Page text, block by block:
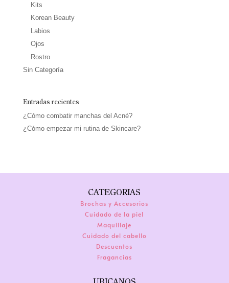
Kits
Korean Beauty
Labios
Ojos
Rostro
Sin Categoría
Entradas recientes
¿Cómo combatir manchas del Acné?
¿Cómo empezar mi rutina de Skincare?
CATEGORIAS
Brochas y Accesorios
Cuidado de la piel
Maquillaje
Cuidado del cabello
Descuentos
Fragancias